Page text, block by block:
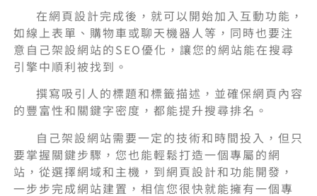
在網頁設計完成後，就可以開始加入互動功能，
如線上表單、購物車或聊天機器人等，同時也要注
意自己架設網站的SEO優化，讓您的網站能在搜尋
引擎中順利被找到。
撰寫吸引人的標題和標籤描述，並確保網頁內容
的豐富性和關鍵字密度，都能提升搜尋排名。
自己架設網站需要一定的技術和時間投入，但只
要掌握關鍵步驟，您也能輕鬆打造一個專屬的網
站，從選擇網域和主機，到網頁設計和功能開發，
一步步完成網站建置，相信您很快就能擁有一個專